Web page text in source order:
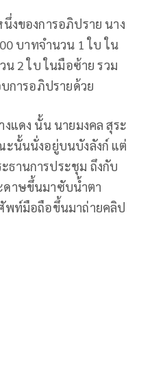
งของการอภิปราย นาง
บาทจำนวน 1 ใบ ใน
น 2 ใบ ในมือซ้าย รวม
การอภิปรายด้วย
แดง นั้น นายมงคล สุระ
นั้นนั่งอยู่บนบังลังก์ แต่
ธานการประชุม ถึงกับ
ดาษขึ้นมาซับน้ำตา
พท์มือถือขึ้นมาถ่ายคลิป